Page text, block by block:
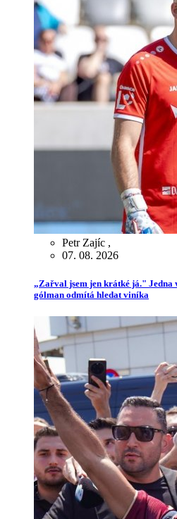
Petr Zajíc ,
07. 08. 2026
„Zařval jsem jen krátké já." Jedna
gólman odmítá hledat viníka